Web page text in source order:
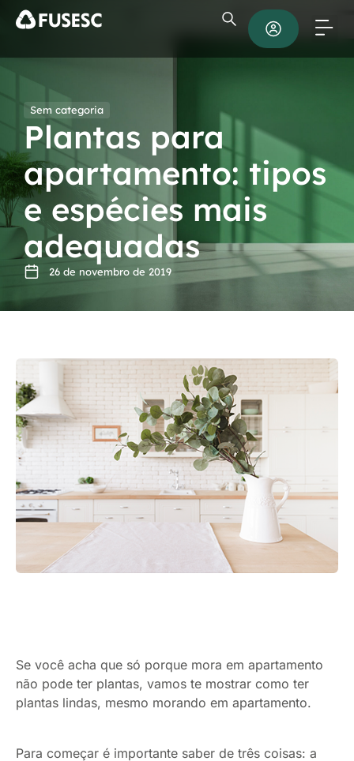
Sem categoria
Plantas para
apartamento: tipos
e espécies mais
adequadas
26 de novembro de 2019
Se você acha que só porque mora em apartamento
não pode ter plantas, vamos te mostrar como ter
plantas lindas, mesmo morando em apartamento.
Para começar é importante saber de três coisas: a